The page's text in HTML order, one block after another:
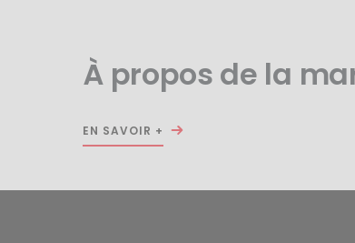
À propos de la
EN SAVOIR +